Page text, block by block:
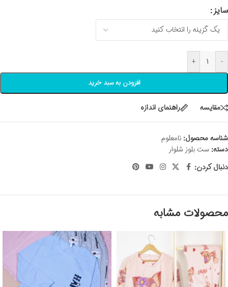
سایز
-
+
افزودن به سبد خرید
مقايسه راهنمای اندازه
شناسه محصول: نامعلوم
دسته: ست بلوز شلوار
دنبال کردن:
محصولات مشابه